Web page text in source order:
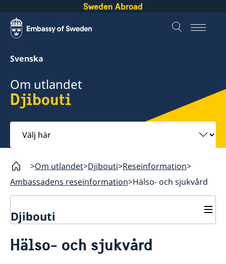
Sweden Abroad
Svenska
Om utlandet
Djibouti
Välj
här
Om utlandet Djibouti Reseinformation
Ambassadens reseinformation Hälso- och sjukvård
Djibouti
Hjälp till svenskar i Djibouti
Hälso- och sjukvård